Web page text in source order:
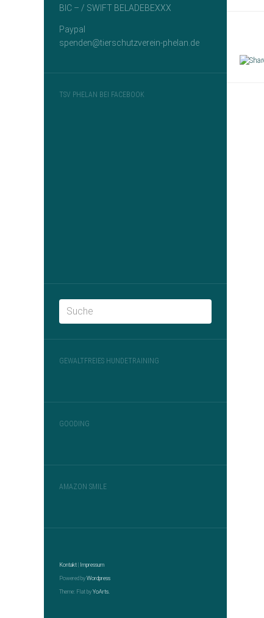
BIC – / SWIFT BELADEBEXXX
Paypal
spenden@tierschutzverein-phelan.de
TSV PHELAN BEI FACEBOOK
GEWALTFREIES HUNDETRAINING
GOODING
AMAZON SMILE
Kontakt Impressum
Powered by Wordpress
Theme: Flat by YoArts.